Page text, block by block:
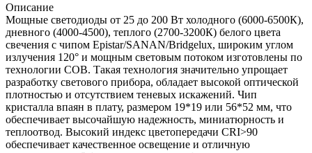
Описание
Мощные светодиоды от 25 до 200 Вт холодного (6000-6500К),
дневного (4000-4500), теплого (2700-3200К) белого цвета
свечения с чипом Epistar/SANAN/Bridgelux, широким углом
излучения 120° и мощным световым потоком изготовлены по
технологии COB. Такая технология значительно упрощает
разработку светового прибора, обладает высокой оптической
плотностью и отсутствием теневых искажений. Чип
кристалла впаян в плату, размером 19*19 или 56*52 мм, что
обеспечивает высочайшую надежность, миниатюрность и
теплоотвод. Высокий индекс цветопередачи CRI>90
обеспечивает качественное освещение и отличную